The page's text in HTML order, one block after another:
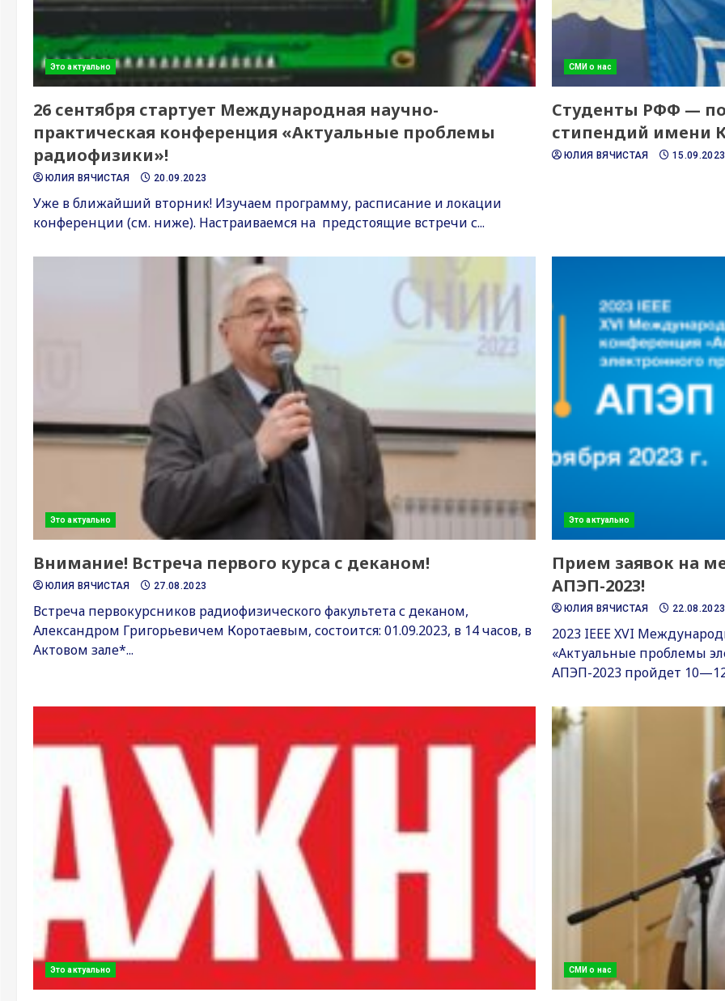
Это актуально
26 сентября стартует Международная научно-
практическая конференция «Актуальные проблемы
радиофизики»!
ЮЛИЯ ВЯЧИСТАЯ 20.09.2023
Уже в ближайший вторник! Изучаем программу, расписание и локации
конференции (см. ниже). Настраиваемся на предстоящие встречи с...
СМИ о нас
Студенты РФФ —
стипендий имени
ЮЛИЯ ВЯЧИСТАЯ 15.09.2023
Это актуально
Внимание! Встреча первого курса с деканом!
ЮЛИЯ ВЯЧИСТАЯ 27.08.2023
Встреча первокурсников радиофизического факультета с деканом,
Александром Григорьевичем Коротаевым, состоится: 01.09.2023, в 14 часов, в
Актовом зале*...
Это актуально
Прием заявок на
АПЭП-2023!
ЮЛИЯ ВЯЧИСТАЯ 22.08.2023
2023 IEEE XVI
«Актуальные проблемы
AПЭП-2023 пройдет
Это актуально СМИ о нас